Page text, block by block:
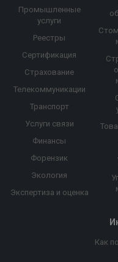
Промышленные
услуги
Реестры
Сертификация
Страхование
Телекоммуникации
Транспорт
Услуги связи
Финансы
Форензик
Экология
Экспертиза и оценка
Как